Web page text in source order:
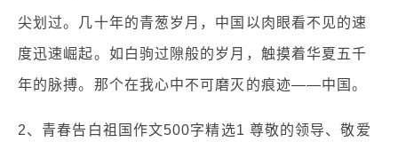
尖划过。几十年的青葱岁月，中国以肉眼看不见的速
度迅速崛起。如白驹过隙般的岁月，触摸着华夏五千
年的脉搏。那个在我心中不可磨灭的痕迹——中国。
2、青春告白祖国作文500字精选1 尊敬的领导、敬爱